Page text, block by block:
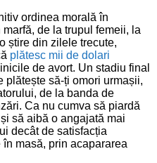
ordinea morală în
de la trupul femeii, la
știre din zilele trecute,
plătesc mii de dolari
de avort. Un stadiu final
plătește să-ți omori urmașii,
de la banda de
Ca nu cumva să piardă
să aibă o angajată mai
decât de satisfacția
masă, prin acapararea